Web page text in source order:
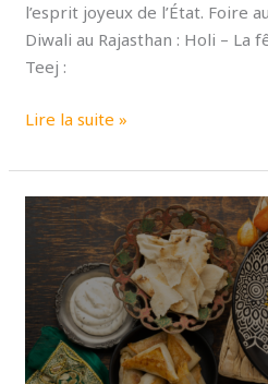
l’esprit joyeux de l’État. Foire
Diwali au Rajasthan : Holi – La
Teej :
Lire la suite »
Cuisine
du
Rajasthan :
une
visite
culinaire
de